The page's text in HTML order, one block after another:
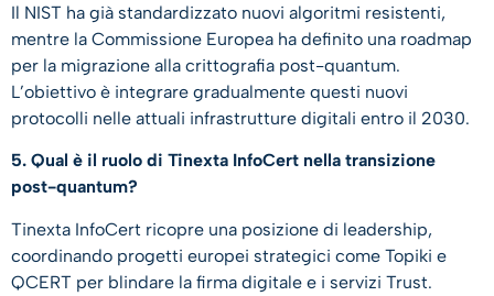
Il NIST ha già standardizzato nuovi algoritmi resistenti,
mentre la Commissione Europea ha definito una roadmap
per la migrazione alla crittografia post-quantum.
L’obiettivo è integrare gradualmente questi nuovi
protocolli nelle attuali infrastrutture digitali entro il 2030.
5. Qual è il ruolo di Tinexta InfoCert nella transizione
post-quantum?
Tinexta InfoCert ricopre una posizione di leadership,
coordinando progetti europei strategici come Topiki e
QCERT per blindare la firma digitale e i servizi Trust.